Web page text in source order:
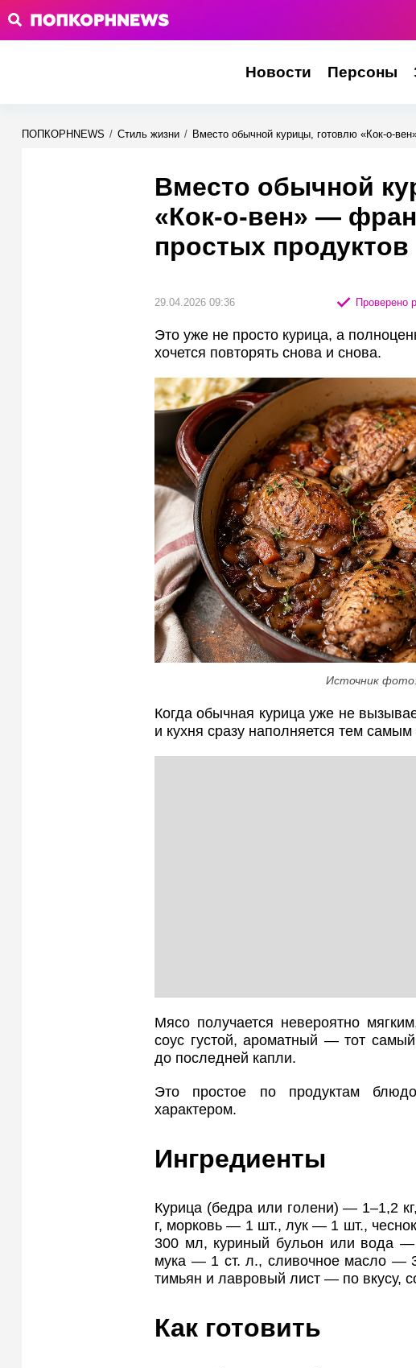
Новости Персоны
ПОПКОРНNEWS / Стиль жизни / Вместо обычной курицы, готовлю «Кок-о-
Вместо обычной
«Кок-о-вен» —
простых продуктов
29.04.2026 09:36 Проверено
Это уже не просто курица, а
хочется повторять снова и снова.
Источник
Когда обычная курица уже не
и кухня сразу наполняется тем
Мясо получается невероятно
соус густой, ароматный — тот
до последней капли.
Это простое по продуктам
характером.
Ингредиенты
Курица (бедра или голени) — 1–1,2
г, морковь — 1 шт., лук — 1 шт.,
300 мл, куриный бульон или вода
мука — 1 ст. л., сливочное масло —
тимьян и лавровый лист — по вкусу,
Как готовить